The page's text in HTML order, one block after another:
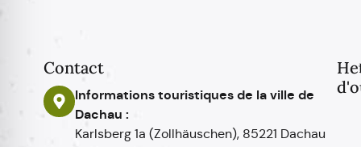
Contact
Informations touristiques de la ville de
Dachau :
Karlsberg 1a (Zollhäuschen), 85221 Dachau